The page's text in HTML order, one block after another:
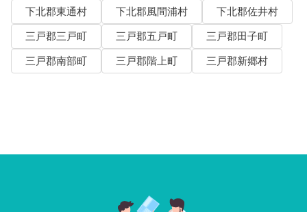
下北郡東通村
下北郡風間浦村
下北郡佐井村
三戸郡三戸町
三戸郡五戸町
三戸郡田子町
三戸郡南部町
三戸郡階上町 三戸郡新郷村